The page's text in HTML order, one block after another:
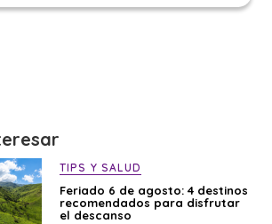
TIPS Y SALUD
Feriado 6 de agosto: 4 destinos
recomendados para disfrutar
el descanso